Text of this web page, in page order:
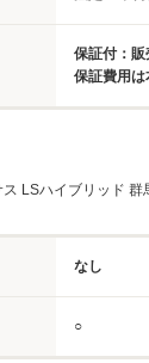
保証付：
保証費用は
ス LSハイブリッド 群
なし
○